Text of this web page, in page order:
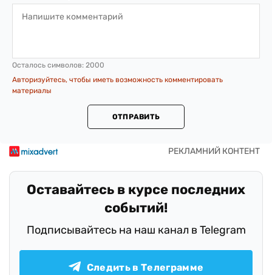
Осталось символов: 2000
Авторизуйтесь, чтобы иметь возможность комментировать
материалы
ОТПРАВИТЬ
Оставайтесь в курсе последних
событий!
Подписывайтесь на наш канал в Telegram
Следить в Телеграмме